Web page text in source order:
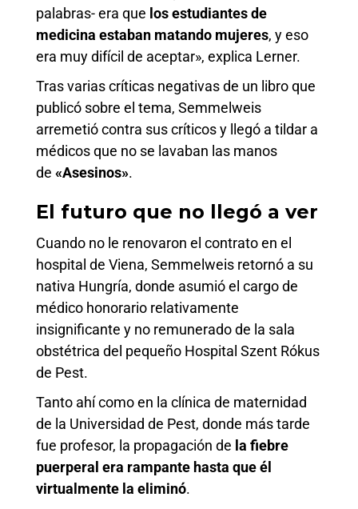
palabras- era que los estudiantes de
medicina estaban matando mujeres, y eso
era muy difícil de aceptar», explica Lerner.
Tras varias críticas negativas de un libro que
publicó sobre el tema, Semmelweis
arremetió contra sus críticos y llegó a tildar a
médicos que no se lavaban las manos
de «Asesinos».
El futuro que no llegó a ver
Cuando no le renovaron el contrato en el
hospital de Viena, Semmelweis retornó a su
nativa Hungría, donde asumió el cargo de
médico honorario relativamente
insignificante y no remunerado de la sala
obstétrica del pequeño Hospital Szent Rókus
de Pest.
Tanto ahí como en la clínica de maternidad
de la Universidad de Pest, donde más tarde
fue profesor, la propagación de la fiebre
puerperal era rampante hasta que él
virtualmente la eliminó.